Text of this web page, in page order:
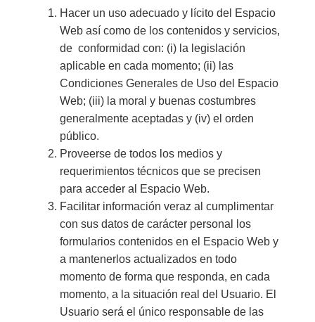
Hacer un uso adecuado y lícito del Espacio
Web así como de los contenidos y servicios,
de conformidad con: (i) la legislación
aplicable en cada momento; (ii) las
Condiciones Generales de Uso del Espacio
Web; (iii) la moral y buenas costumbres
generalmente aceptadas y (iv) el orden
público.
Proveerse de todos los medios y
requerimientos técnicos que se precisen
para acceder al Espacio Web.
Facilitar información veraz al cumplimentar
con sus datos de carácter personal los
formularios contenidos en el Espacio Web y
a mantenerlos actualizados en todo
momento de forma que responda, en cada
momento, a la situación real del Usuario. El
Usuario será el único responsable de las